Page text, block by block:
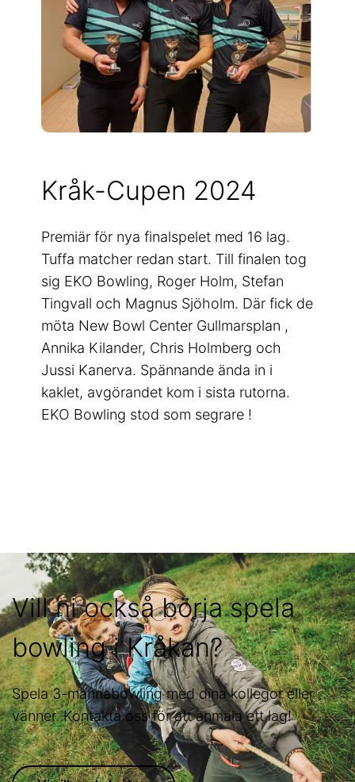
Kråk-Cupen 2024
Premiär för nya finalspelet med 16 lag.
Tuffa matcher redan start. Till finalen tog
sig EKO Bowling, Roger Holm, Stefan
Tingvall och Magnus Sjöholm. Där fick de
möta New Bowl Center Gullmarsplan ,
Annika Kilander, Chris Holmberg och
Jussi Kanerva. Spännande ända in i
kaklet, avgörandet kom i sista rutorna.
EKO Bowling stod som segrare !
Vill ni också börja spela
bowling i Kråkan?
Spela 3-mannabowling med dina kollegor eller
vänner. Kontakta oss för att anmäla ett lag!